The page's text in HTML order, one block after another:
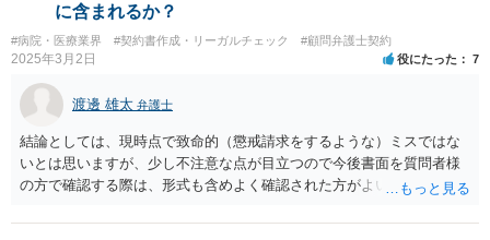
に含まれるか？
#病院・医療業界 #契約書作成・リーガルチェック #顧問弁護士契約
2025年3月2日 役にたった 7
渡邊 雄太 弁護士
結論としては、現時点で致命的（懲戒請求をするような）ミスではな
いとは思いますが、少し不注意な点が目立つので今後書面を質問者様
の方で確認する際は、形式も含めよく確認された方がよいと思われま
正 →のぞましくはないですが、時たまあるものと存じます。 通常は、